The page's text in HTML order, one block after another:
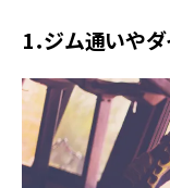
1．ジム通いや